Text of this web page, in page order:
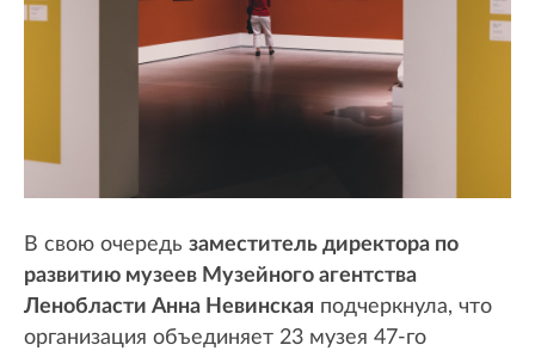
В свою очередь заместитель директора по
развитию музеев Музейного агентства
Ленобласти Анна Невинская подчеркнула, что
организация объединяет 23 музея 47-го